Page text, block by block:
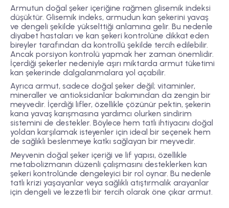
Armutun doğal şeker içeriğine rağmen glisemik indeksi
düşüktür. Glisemik indeks, armudun kan şekerini yavaş
ve dengeli şekilde yükselttiği anlamına gelir. Bu nedenle
diyabet hastaları ve kan şekeri kontrolüne dikkat eden
bireyler tarafından da kontrollü şekilde tercih edilebilir.
Ancak porsiyon kontrolü yapmak her zaman önemlidir.
İçerdiği şekerler nedeniyle aşırı miktarda armut tüketimi
kan şekerinde dalgalanmalara yol açabilir.
Ayrıca armut, sadece doğal şeker değil; vitaminler,
mineraller ve antioksidanlar bakımından da zengin bir
meyvedir. İçerdiği lifler, özellikle çözünür pektin, şekerin
kana yavaş karışmasına yardımcı olurken sindirim
sistemini de destekler. Böylece hem tatlı ihtiyacını doğal
yoldan karşılamak isteyenler için ideal bir seçenek hem
de sağlıklı beslenmeye katkı sağlayan bir meyvedir.
Meyvenin doğal şeker içeriği ve lif yapısı, özellikle
metabolizmanın düzenli çalışmasını desteklerken kan
şekeri kontrolünde dengeleyici bir rol oynar. Bu nedenle
tatlı krizi yaşayanlar veya sağlıklı atıştırmalık arayanlar
için dengeli ve lezzetli bir tercih olarak öne çıkar armut.